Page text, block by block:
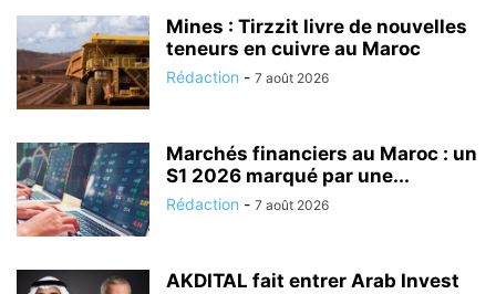
Mines : Tirzzit livre de nouvelles
teneurs en cuivre au Maroc
Rédaction - 7 août 2026
Marchés financiers au Maroc : un
S1 2026 marqué par une...
Rédaction - 7 août 2026
AKDITAL fait entrer Arab Invest